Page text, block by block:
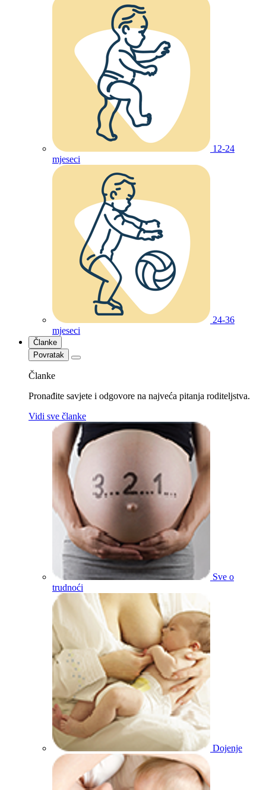
12-24
mjeseci
24-36
mjeseci
Članke
Povratak
Članke
Pronađite savjete i odgovore na najveća pitanja roditeljstva.
Vidi sve članke
Sve o
trudnoći
Dojenje